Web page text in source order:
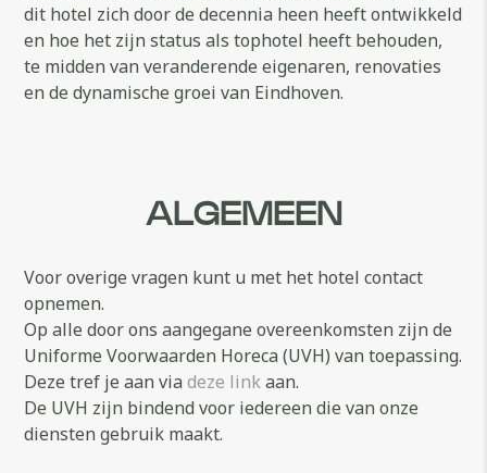
dit hotel zich door de decennia heen heeft ontwikkeld
en hoe het zijn status als tophotel heeft behouden,
te midden van veranderende eigenaren, renovaties
en de dynamische groei van Eindhoven.
ALGEMEEN
Voor overige vragen kunt u met het hotel contact
opnemen.
Op alle door ons aangegane overeenkomsten zijn de
Uniforme Voorwaarden Horeca (UVH) van toepassing.
Deze tref je aan viadeze linkaan.
De UVH zijn bindend voor iedereen die van onze
diensten gebruik maakt.